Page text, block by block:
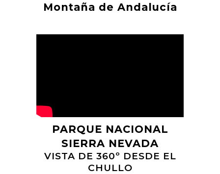
Montaña de Andalucía
PARQUE NACIONAL
SIERRA NEVADA
VISTA DE 360º DESDE EL
CHULLO